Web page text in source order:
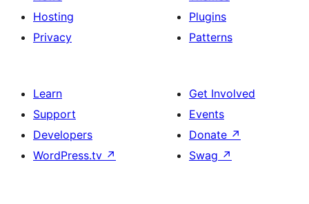
Hosting
Privacy
Plugins
Patterns
Learn
Support
Developers
WordPress.tv ↗
Get Involved
Events
Donate ↗
Swag ↗